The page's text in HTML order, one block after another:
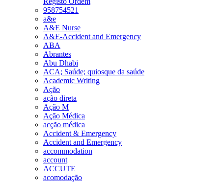
958754521
a&e
A&E Nurse
A&E-Accident and Emergency
ABA
Abrantes
Abu Dhabi
ACA; Saúde; quiosque da saúde
Academic Writing
Ação
ação direta
Ação M
Ação Médica
acção médica
Accident & Emergency
Accident and Emergency
accommodation
account
ACCUTE
acomodação